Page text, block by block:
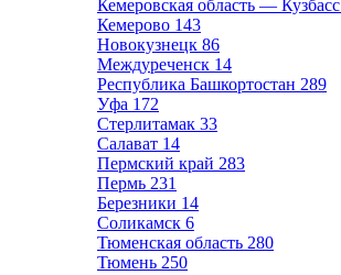
Кемеровская область — Кузбасс
Кемерово 143
Новокузнецк 86
Междуреченск 14
Республика Башкортостан 289
Уфа 172
Стерлитамак 33
Салават 14
Пермский край 283
Пермь 231
Березники 14
Соликамск 6
Тюменская область 280
Тюмень 250